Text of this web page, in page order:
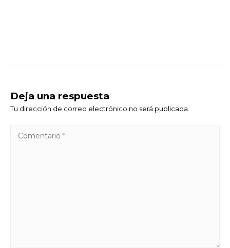
Deja una respuesta
Tu dirección de correo electrónico no será publicada.